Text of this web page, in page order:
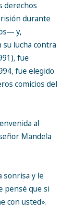
derechos
durante
y,
lucha contra
fue
fue elegido
comicios del
al
Mandela
sonrisa y le
pensé que si
con usted».